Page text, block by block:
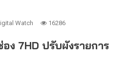
Watch 16286
อง 7HD ปรับผังรายการ